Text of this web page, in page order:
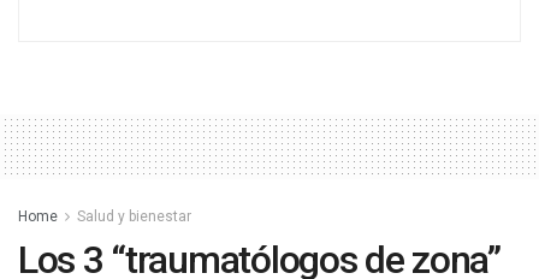
Home Salud y bienestar
Los 3 “traumatólogos de zona”